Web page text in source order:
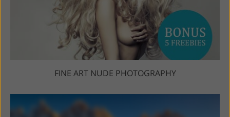
FINE ART NUDE PHOTOGRAPHY